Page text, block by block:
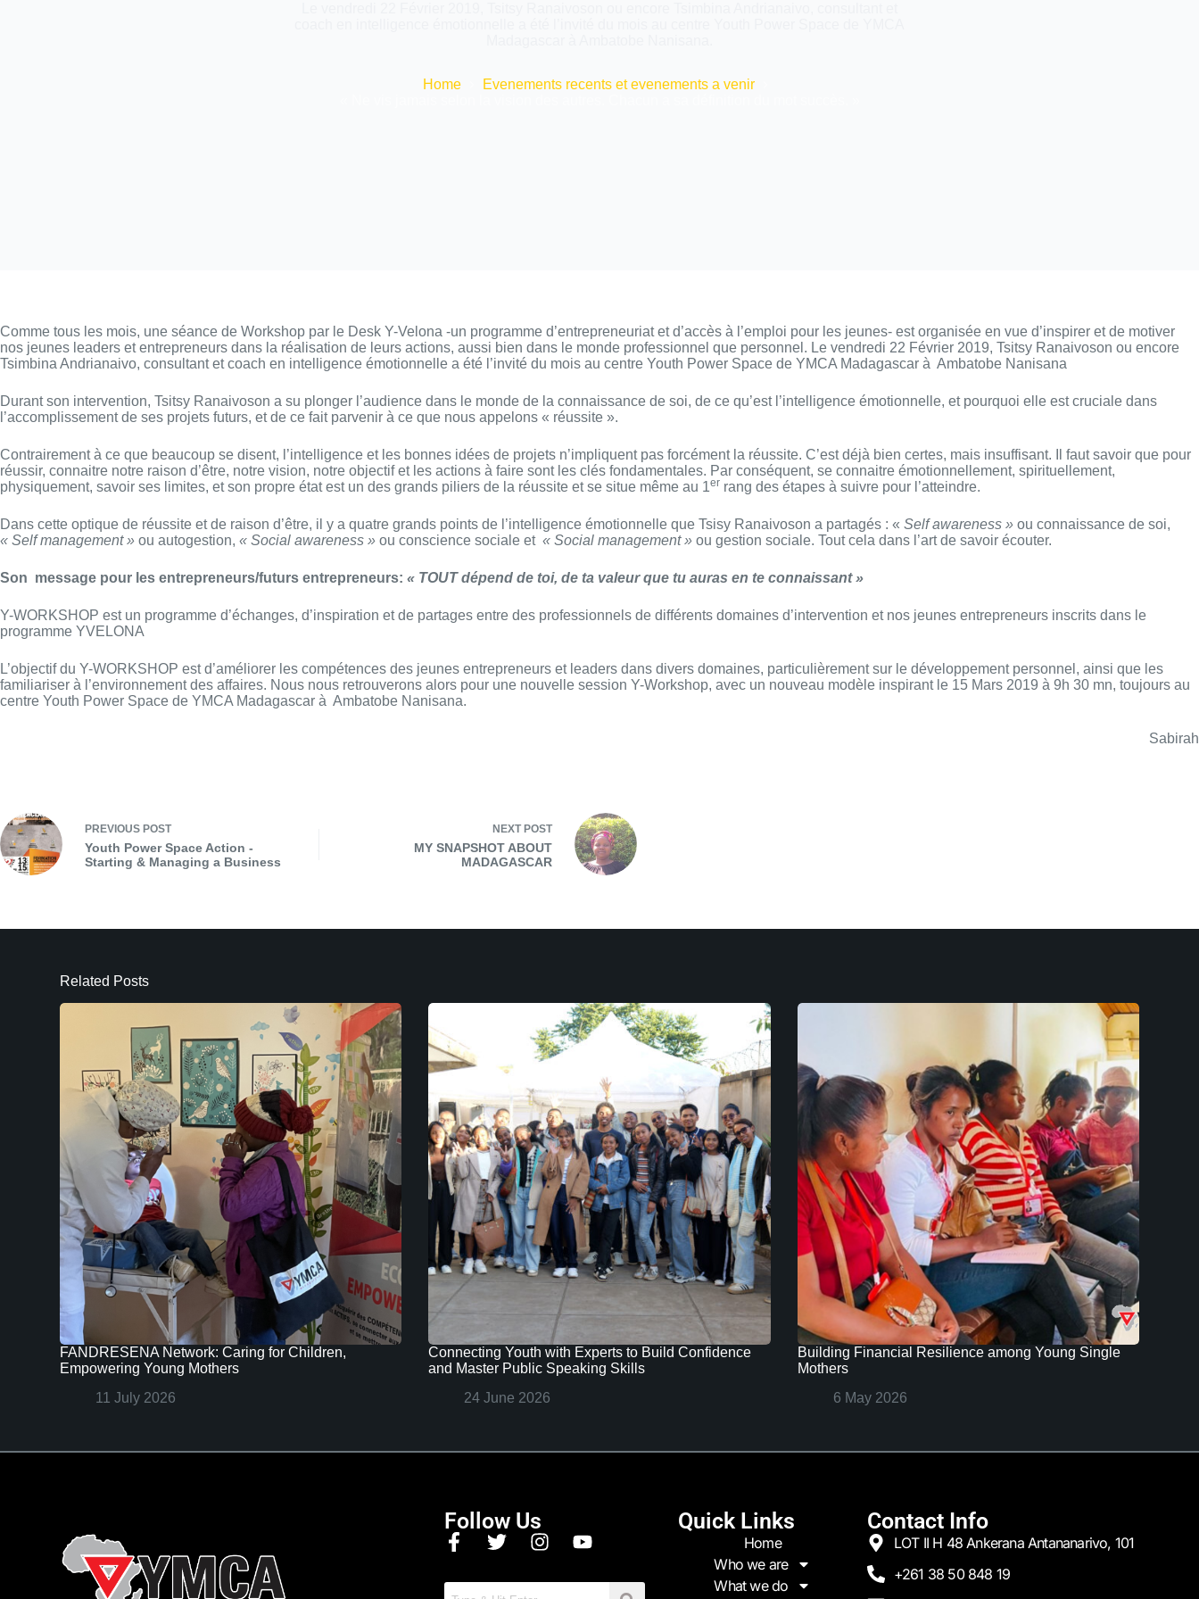
Home
Evenements recents et evenements a venir
Comme tous les mois, une séance de Workshop par le Desk Y-Velona -un programme d’entrepreneuriat et d’accès à l’emploi pour les jeunes- est organisée en vue d’inspirer et de motiver
nos jeunes leaders et entrepreneurs dans la réalisation de leurs actions, aussi bien dans le monde professionnel que personnel. Le vendredi 22 Février 2019, Tsitsy Ranaivoson ou encore
Tsimbina Andrianaivo, consultant et coach en intelligence émotionnelle a été l’invité du mois au centre Youth Power Space de YMCA Madagascar à Ambatobe Nanisana
Durant son intervention, Tsitsy Ranaivoson a su plonger l’audience dans le monde de la connaissance de soi, de ce qu’est l’intelligence émotionnelle, et pourquoi elle est cruciale dans
l’accomplissement de ses projets futurs, et de ce fait parvenir à ce que nous appelons « réussite ».
Contrairement à ce que beaucoup se disent, l’intelligence et les bonnes idées de projets n’impliquent pas forcément la réussite. C’est déjà bien certes, mais insuffisant. Il faut savoir que pour
réussir, connaitre notre raison d’être, notre vision, notre objectif et les actions à faire sont les clés fondamentales. Par conséquent, se connaitre émotionnellement, spirituellement,
physiquement, savoir ses limites, et son propre état est un des grands piliers de la réussite et se situe même au 1er rang des étapes à suivre pour l’atteindre.
Dans cette optique de réussite et de raison d’être, il y a quatre grands points de l’intelligence émotionnelle que Tsisy Ranaivoson a partagés : « Self awareness » ou connaissance de soi,
« Self management » ou autogestion, « Social awareness » ou conscience sociale et « Social management » ou gestion sociale. Tout cela dans l’art de savoir écouter.
Son message pour les entrepreneurs/futurs entrepreneurs: « TOUT dépend de toi, de ta valeur que tu auras en te connaissant »
Y-WORKSHOP est un programme d’échanges, d’inspiration et de partages entre des professionnels de différents domaines d’intervention et nos jeunes entrepreneurs inscrits dans le
programme YVELONA
L’objectif du Y-WORKSHOP est d’améliorer les compétences des jeunes entrepreneurs et leaders dans divers domaines, particulièrement sur le développement personnel, ainsi que les
familiariser à l’environnement des affaires. Nous nous retrouverons alors pour une nouvelle session Y-Workshop, avec un nouveau modèle inspirant le 15 Mars 2019 à 9h 30 mn, toujours au
centre Youth Power Space de YMCA Madagascar à Ambatobe Nanisana.
Sabirah
PREVIOUS POST
Youth Power Space Action -
Starting & Managing a Business
NEXTPOST
MY SNAPSHOT ABOUT
MADAGASCAR
Related Posts
FANDRESENA Network: Caring for Children,
Empowering Young Mothers
11 July 2026
Connecting Youth with Experts to Build Confidence
and Master Public Speaking Skills
24 June 2026
Building Financial Resilience among Young Single
Mothers
6 May 2026
Follow Us Quick Links
Home
Who we are
What we do
Contact Info
LOT II H 48 Ankerana Antananarivo, 101
+261 38 50 848 19